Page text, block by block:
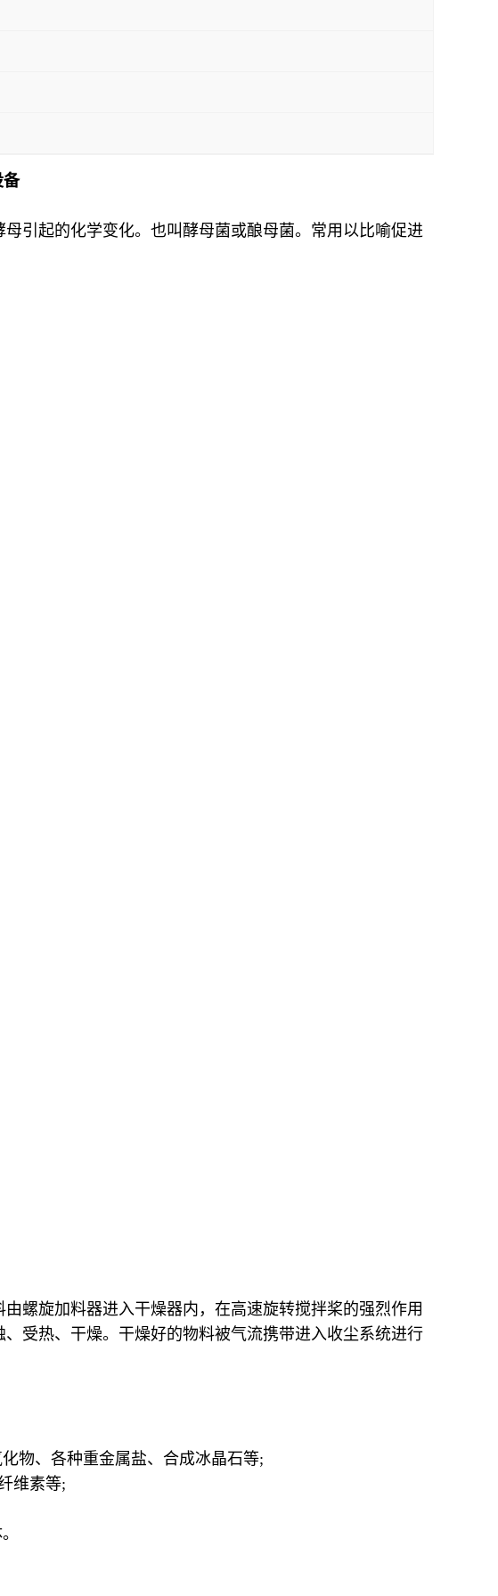
备
引起的化学变化。也叫酵母菌或酿母菌。常用以比喻促进
螺旋加料器进入干燥器内，在高速旋转搅拌桨的强烈作用
受热、干燥。干燥好的物料被气流携带进入收尘系统进行
物、各种重金属盐、合成冰晶石等;
维素等;